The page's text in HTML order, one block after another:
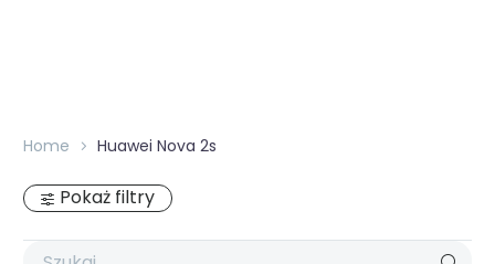
Home Huawei Nova 2s
Pokaż filtry